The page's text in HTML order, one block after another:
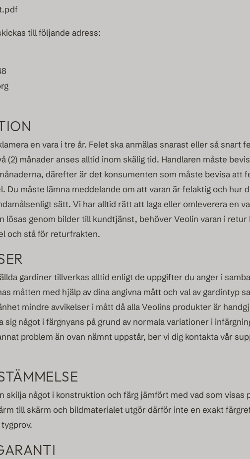
till följande adress:
en vara i tre år. Felet ska anmälas snarast eller så snart
(2) månader anses alltid inom skälig tid. Handlaren måste
därefter är det konsumenten som måste bevisa att
Du måste lämna meddelande om att varan är felaktig och hur
sätt. Vi har alltid rätt att laga eller omleverera en
lösas genom bilder till kundtjänst, behöver Veolin varan i
och stå för returfrakten.
gardiner tillverkas alltid enligt de uppgifter du anger i
måtten med hjälp av dina angivna mått och val av gardintyp
mindre avvikelser i mått då alla Veolins produkter är
sig något i färgnyans på grund av normala variationer i
problem än ovan nämnt uppstår, ber vi dig kontakta vår
skilja något i konstruktion och färg jämfört med vad som visas
till skärm och bildmaterialet utgör därför inte en exakt